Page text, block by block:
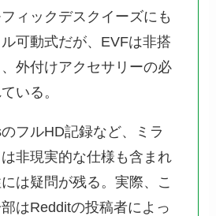
ィックデスクイーズにも
可動式だが、EVFは非搭
外付けアクセサリーの必
いる。
フルHD記録など、ミラ
非現実的な仕様も含まれ
は疑問が残る。実際、こ
はRedditの投稿者によっ